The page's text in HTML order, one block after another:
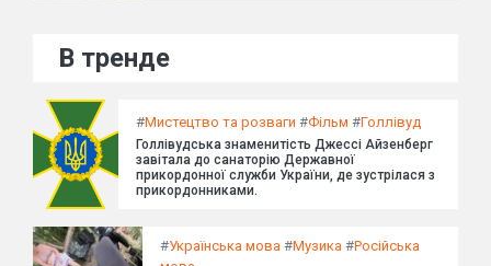
В тренде
#Мистецтво та розваги #Фільм #Голлівуд
Голлівудська знаменитість Джессі Айзенберг
завітала до санаторію Державної
прикордонної служби України, де зустрілася з
прикордонниками.
#Українська мова #Музика #Російська